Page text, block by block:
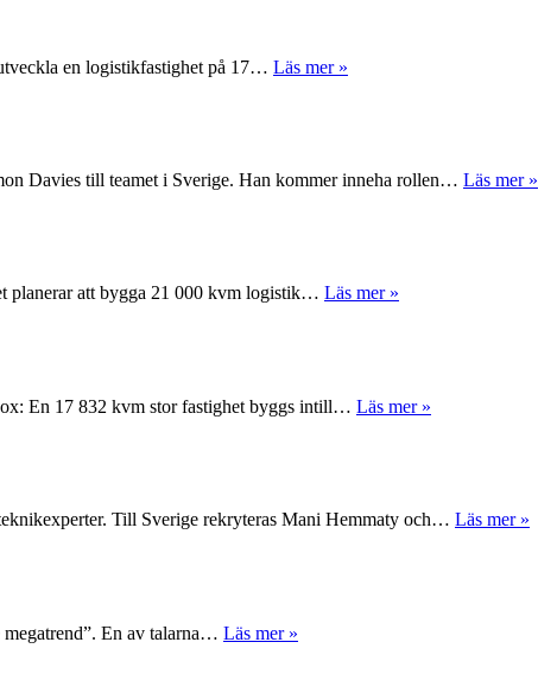
en logistikfastighet på 17… Läs mer »
Davies till teamet i Sverige. Han kommer inneha rollen… Läs mer »
planerar att bygga 21 000 kvm logistik… Läs mer »
En 17 832 kvm stor fastighet byggs intill… Läs mer »
Till Sverige rekryteras Mani Hemmaty och… Läs mer »
En av talarna… Läs mer »